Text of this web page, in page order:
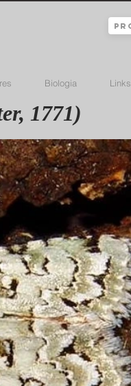
Biologia Links
1771)